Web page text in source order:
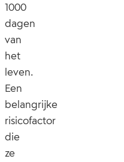
1000
dagen
van
het
leven.
Een
belangrijke
risicofactor
die
ze